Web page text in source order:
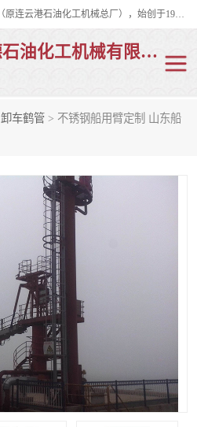
连云港华德石油化工机械有限公司（原连云港石油化工机械总厂），始创于1982年，是从事码头船用流体装卸臂、陆用流体装卸臂（鹤管）、活动梯、钢构平台、定量装车系统等全系列流体装卸设备的设计、制造、销售以及服务的专业供应商。
连云港华德石油化工机械有限公司
卸车鹤管 > 不锈钢船用臂定制 山东船
液氯鹤管
活动梯
卸车鹤管
输油臂
火车鹤管
顶部鹤管
低温鹤管